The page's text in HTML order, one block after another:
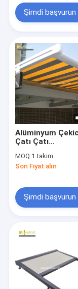
Ürün
Bizim
Fabrika turu
Kalite Kontrolü
Haberler
Bir İndirim İste
Çekilebilir
Su geçirmez
Çekici Pencere
Şimdi başvurun
Alüminyum
Çatı Çatı
Çatı
MOQ:1 takım
Son Fiyat alın
Şimdi başvurun